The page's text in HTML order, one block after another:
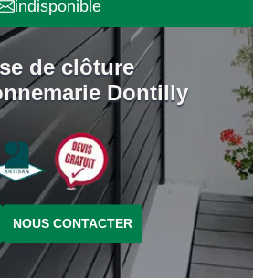
indisponible
de clôture
Dontilly
NOUS CONTACTER